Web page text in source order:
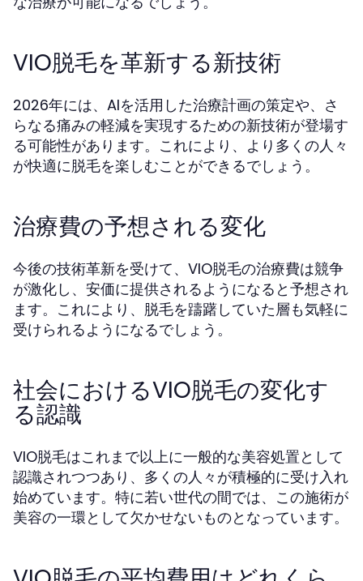
VIO脱毛を革新する新技術
2026年には、AIを活用した治療計画の策定や、さ
らなる痛みの軽減を実現するための新技術が登場す
る可能性があります。これにより、より多くの人々
が快適に脱毛を楽しむことができるでしょう。
治療費の予想される変化
今後の技術革新を受けて、VIO脱毛の治療費は競争
が激化し、安価に提供されるようになると予想され
ます。これにより、脱毛を躊躇していた層も気軽に
受けられるようになるでしょう。
社会におけるVIO脱毛の変化す
る認識
VIO脱毛はこれまで以上に一般的な美容処置として
認識されつつあり、多くの人々が積極的に受け入れ
始めています。特に若い世代の間では、この施術が
美容の一環として欠かせないものとなっています。